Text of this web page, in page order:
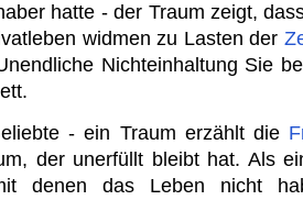
hatte - der Traum zeigt,
widmen zu Lasten der
Nichteinhaltung Sie
- ein Traum erzählt die
der unerfüllt bleibt hat. Als
denen das Leben nicht